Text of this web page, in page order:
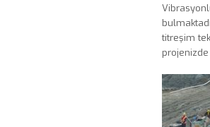
titreşim